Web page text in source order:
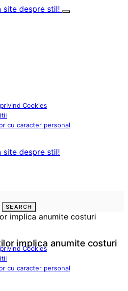
Cookies
cu caracter personal
Cookies
cu caracter personal
SEARCH
implica anumite costuri